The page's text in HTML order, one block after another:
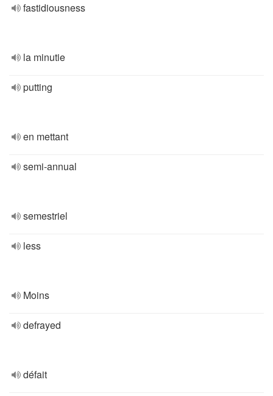
fastidiousness
la minutie
putting
en mettant
semi-annual
semestriel
less
Moins
defrayed
défait